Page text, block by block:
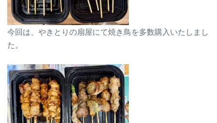
今回は、やきとりの扇屋にて焼き鳥を多数購入いたしまし
た。